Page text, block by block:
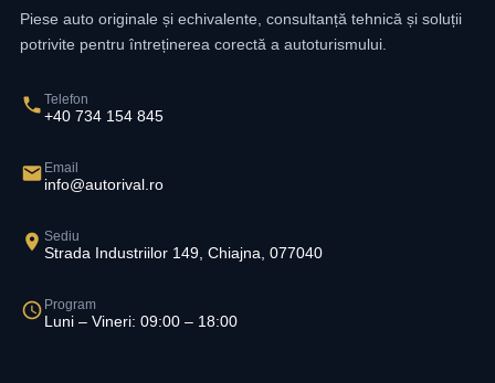
Piese auto originale și echivalente, consultanță tehnică și soluții
potrivite pentru întreținerea corectă a autoturismului.
Telefon
+40 734 154 845
Email
info@autorival.ro
Sediu
Strada Industriilor 149, Chiajna, 077040
Program
Luni – Vineri: 09:00 – 18:00